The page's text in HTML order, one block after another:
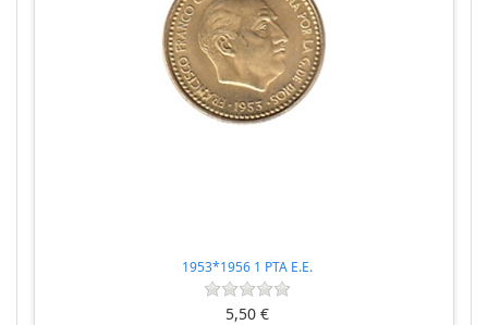
1953*1956 1 PTA E.E.
5,50 €